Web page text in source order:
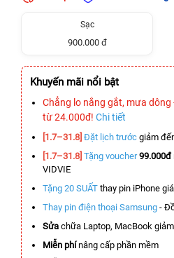
Sạc
900.000 đ
Khuyến mãi nổi bật
Chẳng lo nắng gắt, mưa
từ 24.000đ! Chi tiết
[1.7–31.8] Đặt lịch trước giảm
[1.7–31.8] Tặng voucher 99.000đ
VIDVIE
Tặng 20 SUẤT thay pin iPhone giá
Thay pin điện thoại Samsung -
Sửa chữa Laptop, MacBook
Miễn phínâng cấp phần mềm